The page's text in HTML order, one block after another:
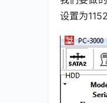
设置为